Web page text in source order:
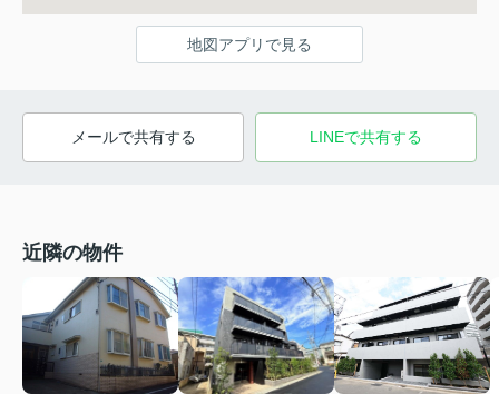
地図アプリで見る
メールで共有する LINEで共有する
近隣の物件